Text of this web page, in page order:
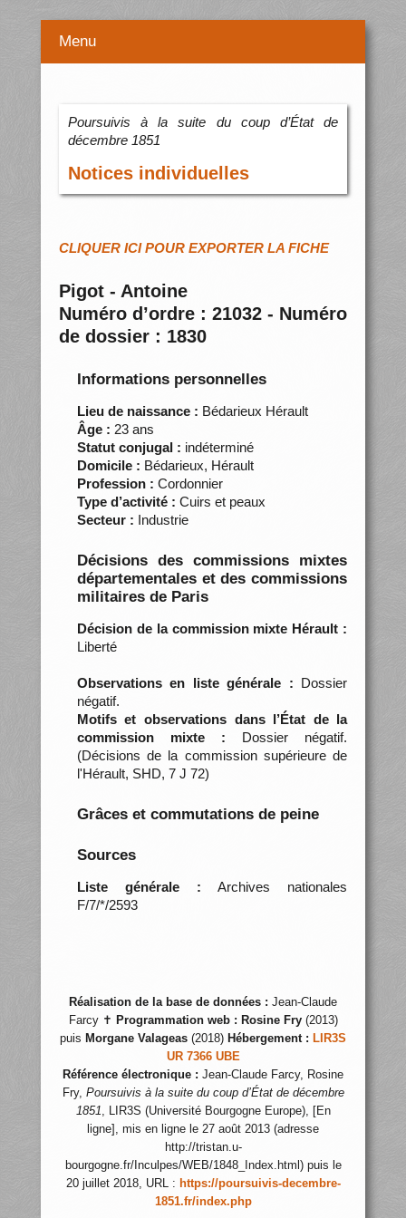
Menu
Poursuivis à la suite du coup d’État de
décembre 1851
Notices individuelles
CLIQUER ICI POUR EXPORTER LA FICHE
Pigot - Antoine
Numéro d’ordre : 21032 - Numéro
de dossier : 1830
Informations personnelles
Lieu de naissance : Bédarieux Hérault
Âge : 23 ans
Statut conjugal : indéterminé
Domicile : Bédarieux, Hérault
Profession : Cordonnier
Type d’activité : Cuirs et peaux
Secteur : Industrie
Décisions des commissions mixtes
départementales et des commissions
militaires de Paris
Décision de la commission mixte Hérault :
Liberté
Observations en liste générale : Dossier
négatif.
Motifs et observations dans l’État de la
commission mixte : Dossier négatif.
(Décisions de la commission supérieure de
l'Hérault, SHD, 7 J 72)
Grâces et commutations de peine
Sources
Liste générale : Archives nationales
F/7/*/2593
Réalisation de la base de données : Jean-Claude
Farcy ✝ Programmation web : Rosine Fry(2013)
puis Morgane Valageas (2018) Hébergement : LIR3S
UR 7366 UBE
Référence électronique : Jean-Claude Farcy, Rosine
Fry, Poursuivis à la suite du coup d’État de décembre
1851, LIR3S (Université Bourgogne Europe), [En
ligne], mis en ligne le 27 août 2013 (adresse
http://tristan.u-
bourgogne.fr/Inculpes/WEB/1848_Index.html) puis le
20 juillet 2018, URL : https://poursuivis-decembre-
1851.fr/index.php